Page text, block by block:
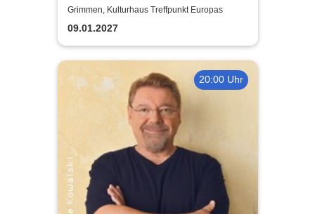
Milster - Jubiläumstournee
2027
Grimmen, Kulturhaus Treffpunkt Europas
09.01.2027
20:00 Uhr